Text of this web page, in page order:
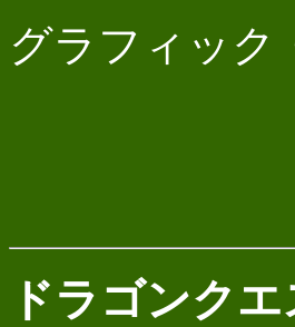
グラフィッ
ドラゴンク